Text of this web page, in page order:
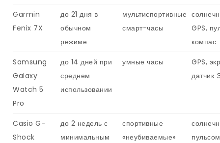
Garmin
Fenix 7X
до 21 дня в
обычном
режиме
мультиспортивные
смарт-часы
GPS,
компас
Samsung
Galaxy
Watch 5
Pro
до 14 дней при
среднем
использовании
умные часы
GPS,
датчик
Casio G-
Shock
до 2 недель с
минимальным
спортивные
«неубиваемые»